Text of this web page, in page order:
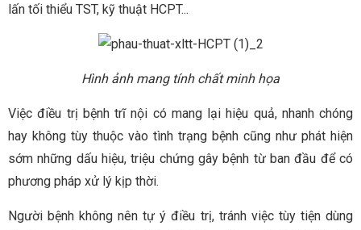
lấn tối thiểu TST, kỹ thuật HCPT...
Hình ảnh mang tính chất minh họa
Việc điều trị bệnh trĩ nội có mang lại hiệu quả, nhanh chóng
hay không tùy thuộc vào tình trạng bệnh cũng như phát hiện
sớm những dấu hiệu, triệu chứng gây bệnh từ ban đầu để có
phương pháp xử lý kịp thời.
Người bệnh không nên tự ý điều trị, tránh việc tùy tiện dùng